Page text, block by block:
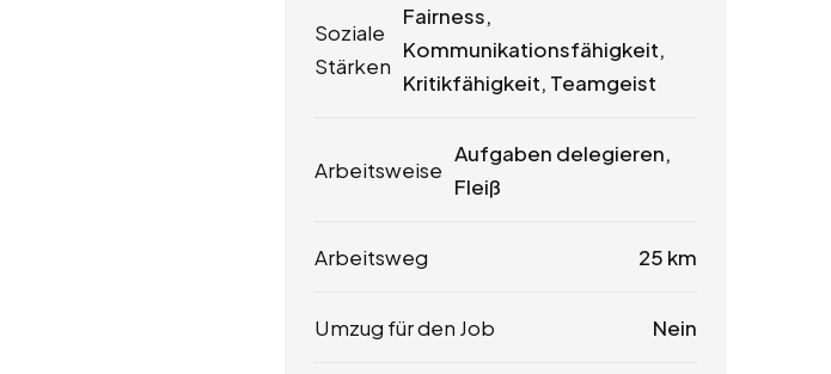
Soziale
Stärken
Fairness,
Kommunikationsfähigkeit,
Kritikfähigkeit, Teamgeist
Arbeitsweise
Aufgaben delegieren,
Fleiß
Arbeitsweg 25 km
Umzug für den Job Nein